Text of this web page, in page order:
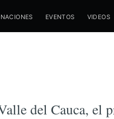
EVENTOS VIDEOS
para
del Cauca, el